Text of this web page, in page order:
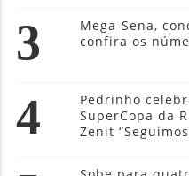
3
Mega-Sena,
confira os
4
Pedrinho
SuperCopa da
Zenit